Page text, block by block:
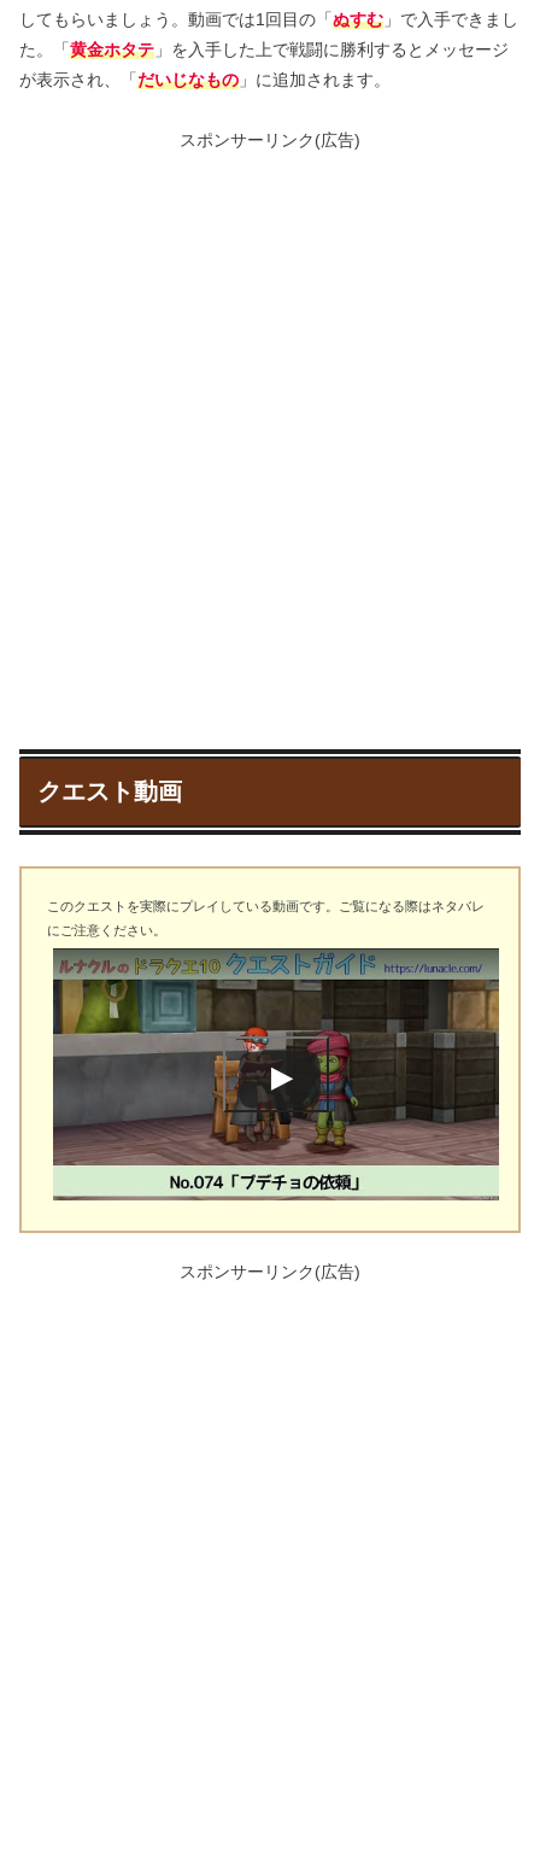
してもらいましょう。動画では1回目の「ぬすむ 」で入手できまし
た。「黄金ホタテ 」を入手した上で戦闘に勝利するとメッセージ
が表示され、「だいじなもの 」に追加されます。
スポンサーリンク(広告)
クエスト動画
このクエストを実際にプレイしている動画です。ご覧になる際はネタバレ
にご注意ください。
スポンサーリンク(広告)